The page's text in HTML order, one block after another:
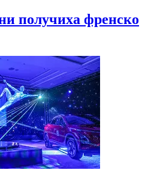
получиха френско